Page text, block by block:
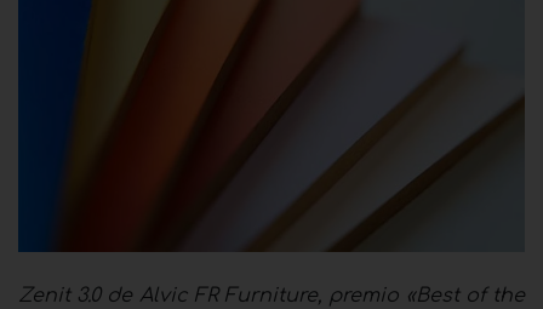
Zenit 3.0 de Alvic FR Furniture, premio «Best of the